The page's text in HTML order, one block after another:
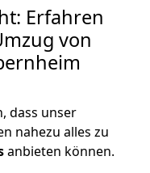
Erfahren
von
dass unser
nahezu alles zu
anbieten können.